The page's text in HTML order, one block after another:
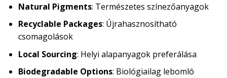
Natural Pigments: Természetes színezőanyagok
Recyclable Packages: Újrahasznosítható
csomagolások
Local Sourcing: Helyi alapanyagok preferálása
Biodegradable Options: Biológiailag lebomló